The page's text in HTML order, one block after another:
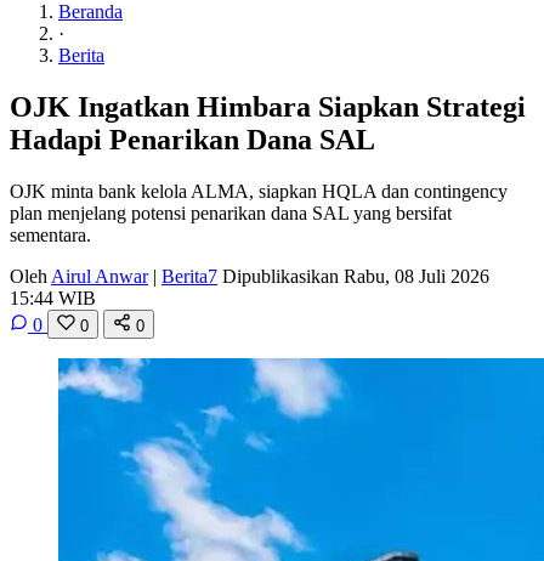
Beranda
·
Berita
OJK Ingatkan Himbara Siapkan Strategi
Hadapi Penarikan Dana SAL
OJK minta bank kelola ALMA, siapkan HQLA dan contingency
plan menjelang potensi penarikan dana SAL yang bersifat
sementara.
Oleh Airul Anwar | Berita7 Dipublikasikan Rabu, 08 Juli 2026
15:44 WIB
0
0 0